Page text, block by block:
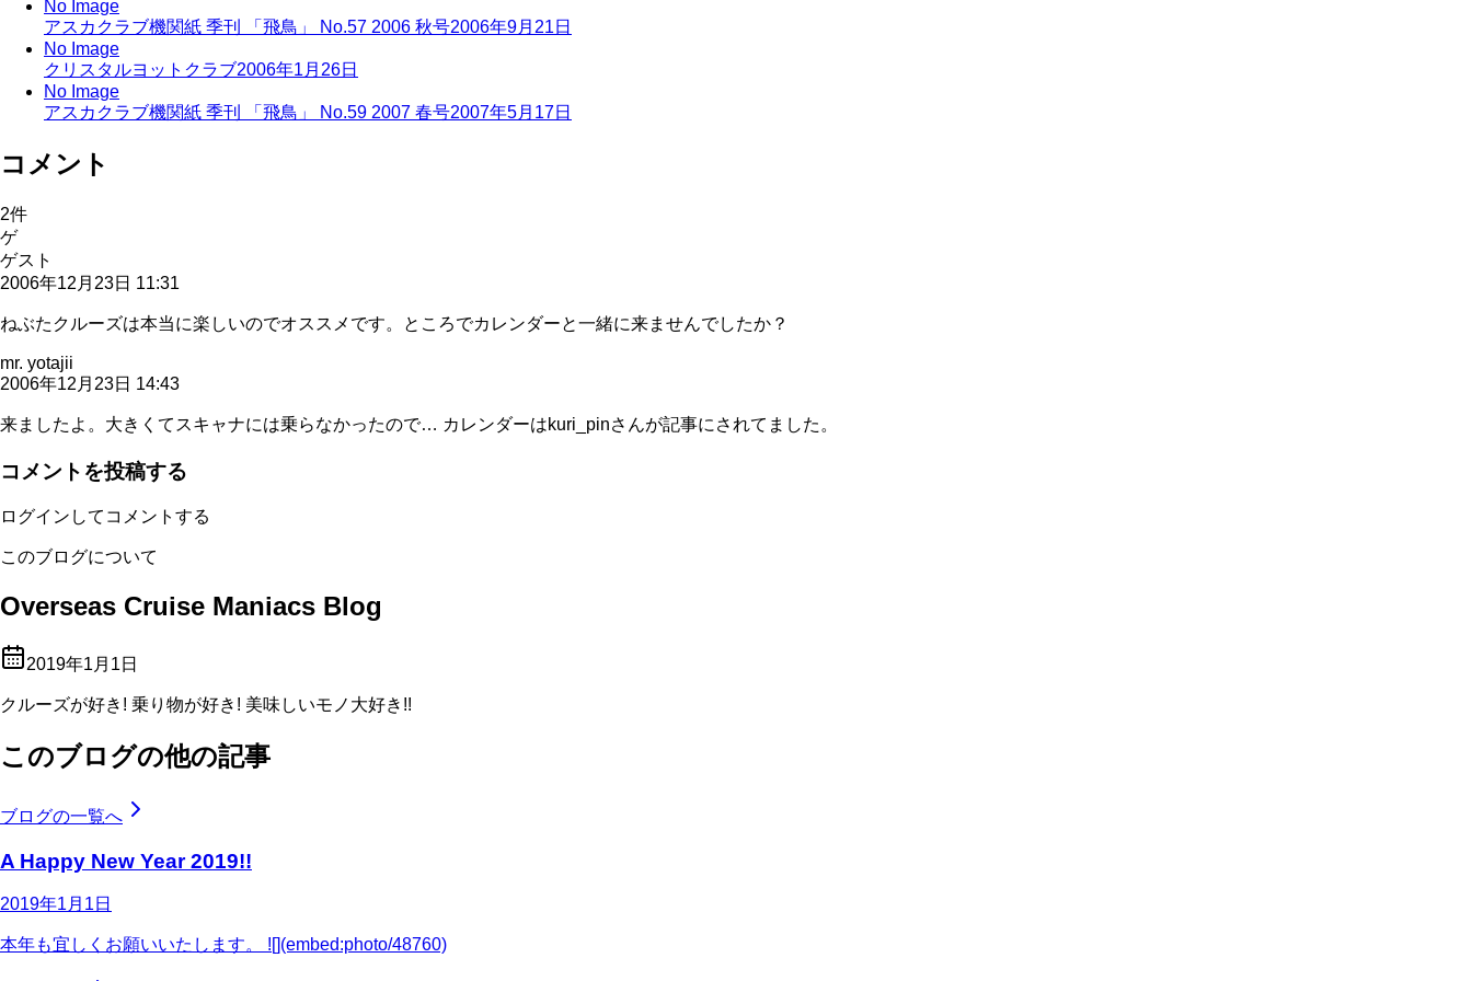
No Image
アスカクラブ機関紙 季刊 「飛鳥」 No.57 2006 秋号2006年9月21日
No Image
クリスタルヨットクラブ2006年1月26日
No Image
アスカクラブ機関紙 季刊 「飛鳥」 No.59 2007 春号2007年5月17日
コメント
2件
ゲ
ゲスト
2006年12月23日 11:31
ねぶたクルーズは本当に楽しいのでオススメです。ところでカレンダーと一緒に来ませんでしたか？
mr. yotajii
2006年12月23日 14:43
来ましたよ。大きくてスキャナには乗らなかったので… カレンダーはkuri_pinさんが記事にされてました。
コメントを投稿する
ログインしてコメントする
このブログについて
Overseas Cruise Maniacs Blog
2019年1月1日
クルーズが好き! 乗り物が好き! 美味しいモノ大好き!!
このブログの他の記事
ブログの一覧へ
A Happy New Year 2019!!
2019年1月1日
本年も宜しくお願いいたします。 ![](embed:photo/48760)